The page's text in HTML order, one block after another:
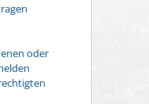
oder